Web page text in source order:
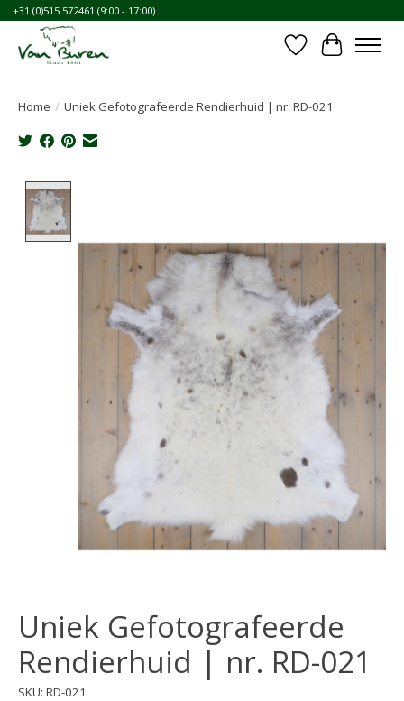
+31 (0)515 572461 (9:00 - 17:00)
Verlanglijst
Home / Uniek Gefotografeerde Rendierhuid | nr. RD-021
Uniek Gefotografeerde
Rendierhuid | nr. RD-021
SKU: RD-021